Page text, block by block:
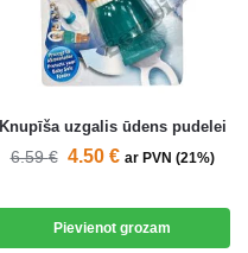
Knupīša uzgalis ūdens pudelei
6.59€ 4.50 € ar PVN (21%)
Pievienot grozam